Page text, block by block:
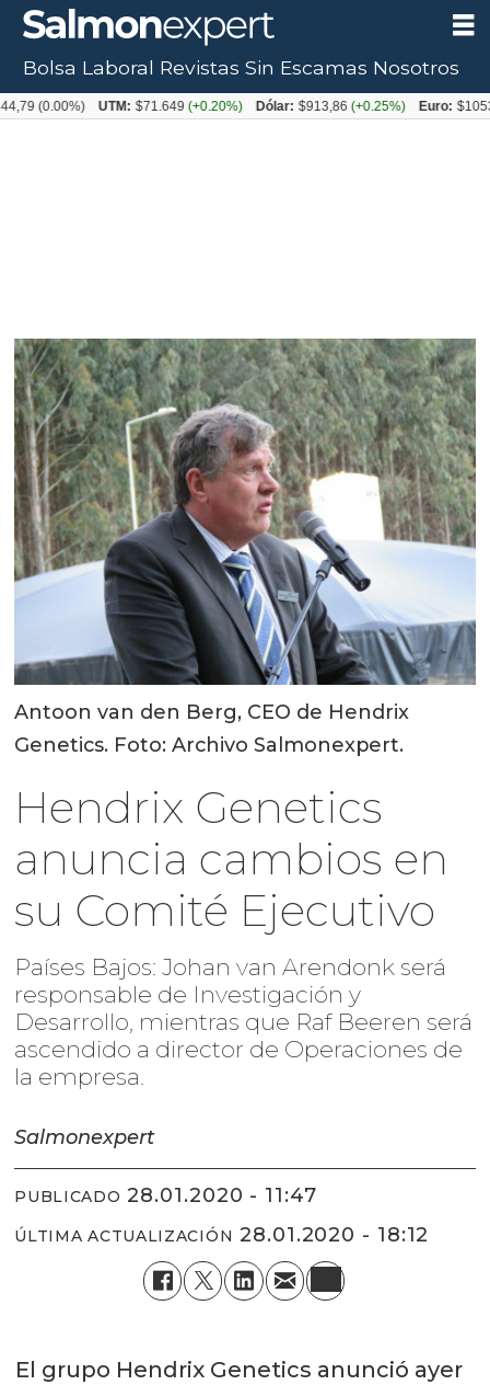
Antoon van den Berg, CEO de Hendrix
Genetics. Foto: Archivo Salmonexpert.
Hendrix Genetics
anuncia cambios en
su Comité Ejecutivo
Países Bajos: Johan van Arendonk será
responsable de Investigación y
Desarrollo, mientras que Raf Beeren será
ascendido a director de Operaciones de
la empresa.
Salmonexpert
PUBLICADO 28.01.2020 - 11:47
ÚLTIMA ACTUALIZACIÓN 28.01.2020 - 18:12
El grupo Hendrix Genetics anunció ayer
Bolsa Laboral Revistas Sin Escamas Nosotros
UTM: $71.649(+0.20%) Dólar: $913,86(+0.25%) Euro: $1053,08 (-